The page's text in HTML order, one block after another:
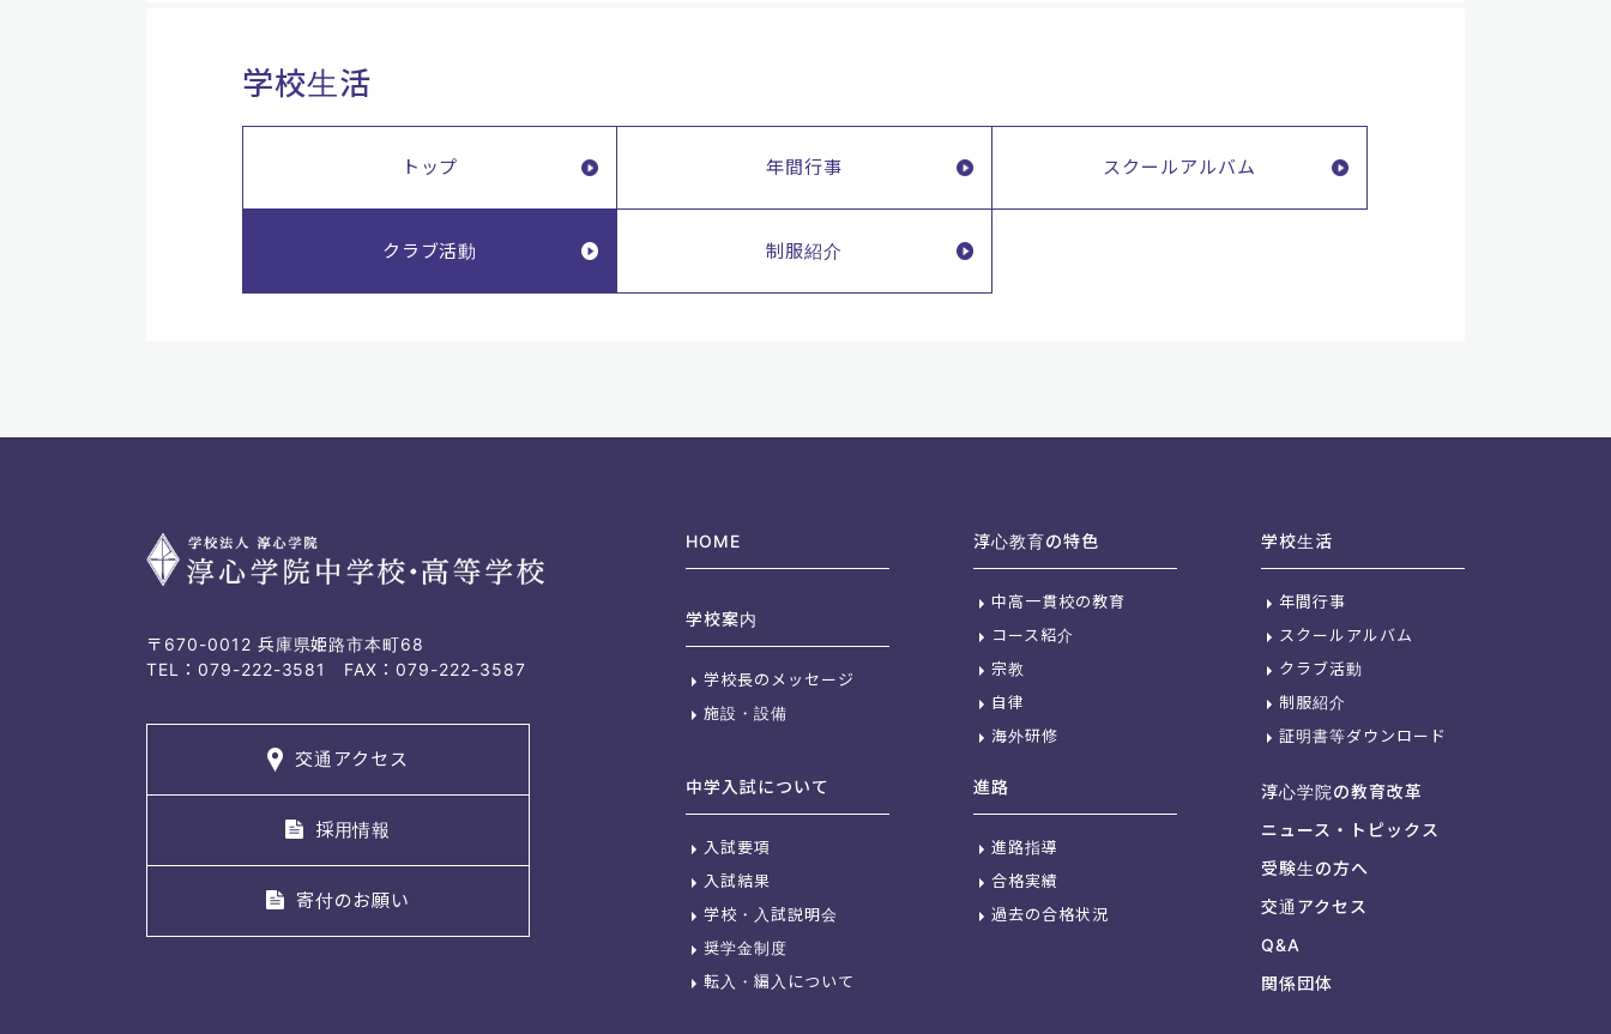
学校生活
トップ 年間行事 スクールアルバム
クラブ活動 制服紹介
〒670-0012 兵庫県姫路市本町68
TEL：079-222-3581 FAX：079-222-3587
交通アクセス
採用情報
寄付のお願い
HOME
学校案内
学校長のメッセージ
施設・設備
淳心教育の特色
中高一貫校の教育
コース紹介
宗教
自律
海外研修
学校生活
年間行事
スクールアルバム
クラブ活動
制服紹介
証明書等ダウンロード
中学入試について
入試要項
入試結果
学校・入試説明会
奨学金制度
転入・編入について
進路
進路指導
合格実績
過去の合格状況
淳心学院の教育改革
ニュース・トピックス
受験生の方へ
交通アクセス
Q&A
関係団体